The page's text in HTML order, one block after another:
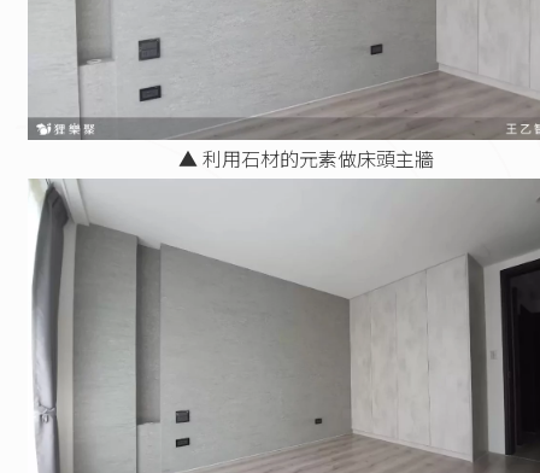
▲ 利用石材的元素做床頭主牆